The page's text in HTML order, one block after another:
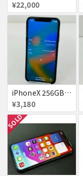
¥22,000
iPhoneX 256GB 赤ロム au ジャンク スペースグレイ A1902 送料無料
¥3,180
SOLD